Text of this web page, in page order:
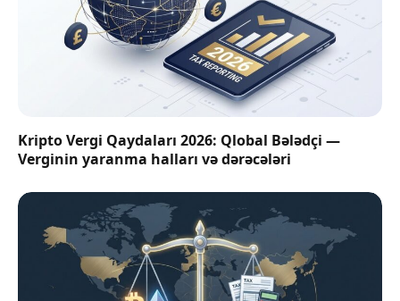
Kripto Vergi Qaydaları 2026: Qlobal Bələdçi —
Verginin yaranma halları və dərəcələri